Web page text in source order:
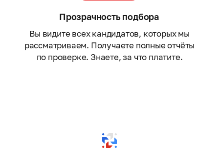
Прозрачность подбора
Вы видите всех кандидатов, которых мы
рассматриваем. Получаете полные отчёты
по проверке. Знаете, за что платите.